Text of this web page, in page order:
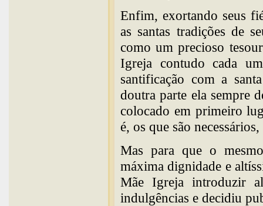
Enfim, exortando seus
as santas tradições de
como um precioso
Igreja contudo cada
santificação com a
doutra parte ela sempre
colocado em primeiro
é, os que são
Mas para que o
máxima dignidade e
Mãe Igreja introduzir
indulgências e decidiu